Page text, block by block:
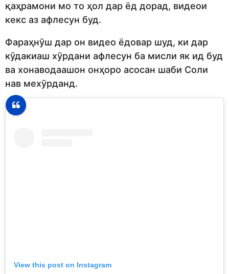
қаҳрамони мо то ҳол дар ёд дорад, видеои
кекс аз афлесун буд.
Фараҳнӯш дар он видео ёдовар шуд, ки дар
кӯдакиаш хӯрдани афлесун ба мисли як ид буд
ва хонаводаашон онҳоро асосан шаби Соли
нав мехӯрданд.
View this post on Instagram